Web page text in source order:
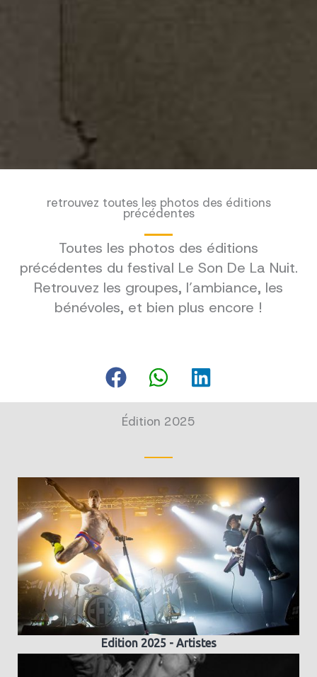
retrouvez toutes les photos des éditions
précédentes
Toutes les photos des éditions
précédentes du festival Le Son De La Nuit.
Retrouvez les groupes, l’ambiance, les
bénévoles, et bien plus encore !
Édition 2025
Edition 2025 - Artistes